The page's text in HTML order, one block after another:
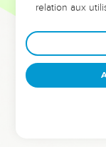
Dans cette
clés pour avancer
deviennent vos
équipe, un
relation aux